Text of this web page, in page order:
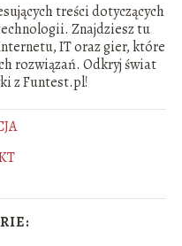
treści dotyczących
Znajdziesz tu
IT oraz gier, które
rozwiązań. Odkryj świat
z Funtest.pl!